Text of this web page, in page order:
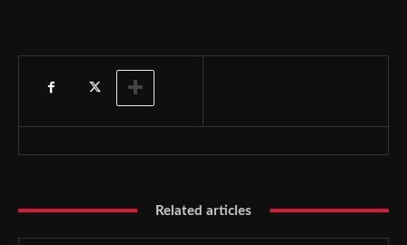
Related articles